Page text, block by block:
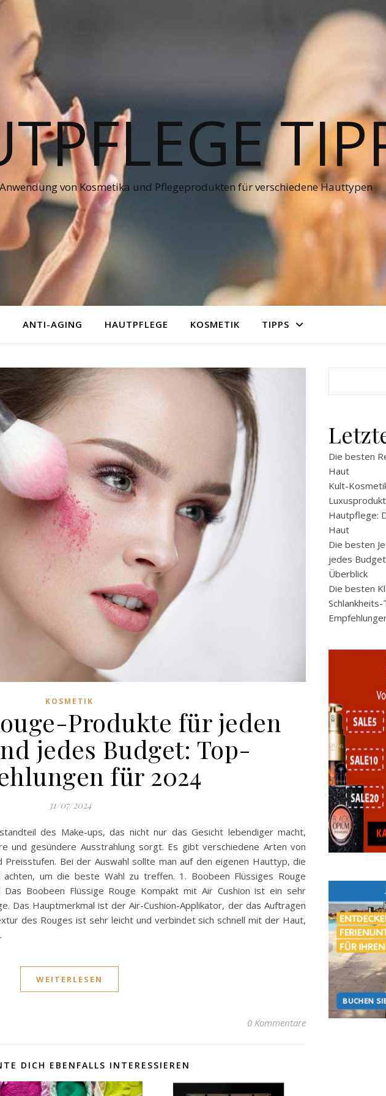
von Kosmetika und Pflegeprodukten für verschiedene Hauttypen
ANTI-AGING HAUTPFLEGE KOSMETIK TIPPS
KOSMETIK
Produkte für jeden
jedes Budget: Top-
für 2024
31/07/2024
des Make-ups, das nicht nur das Gesicht lebendiger macht,
und gesündere Ausstrahlung sorgt. Es gibt verschiedene Arten von
Preisstufen. Bei der Auswahl sollte man auf den eigenen Hauttyp, die
um die beste Wahl zu treffen. 1. Boobeen Flüssiges Rouge
Boobeen Flüssige Rouge Kompakt mit Air Cushion ist ein sehr
Das Hauptmerkmal ist der Air-Cushion-Applikator, der das Auftragen
des Rouges ist sehr leicht und verbindet sich schnell mit der Haut,
WEITERLESEN
0 Kommentare
DICH EBENFALLS INTERESSIEREN
Die besten
Haut
Kult-
Hautpflege:
Haut
Die besten
jedes
Überblick
Die besten